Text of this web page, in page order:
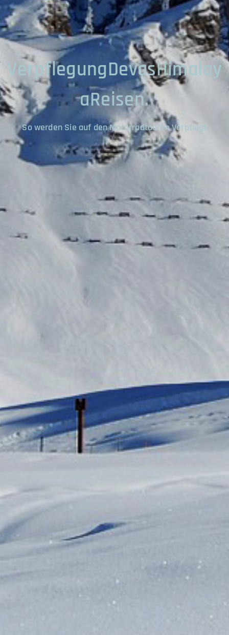
VerpflegungDevasHimalay
aReisen.
So werden Sie auf den Motorradtouren Verpflegt.